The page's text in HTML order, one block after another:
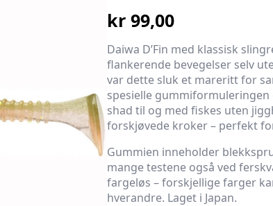
kr 99,00
Daiwa D’Fin med klassisk
flankerende bevegelser selv
var dette sluk et mareritt for
spesielle
shad til og med fiskes uten
forskjøvede kroker – perfekt
Gummien inneholder
mange testene også ved
fargeløs – forskjellige farger
hverandre. Laget i Japan.